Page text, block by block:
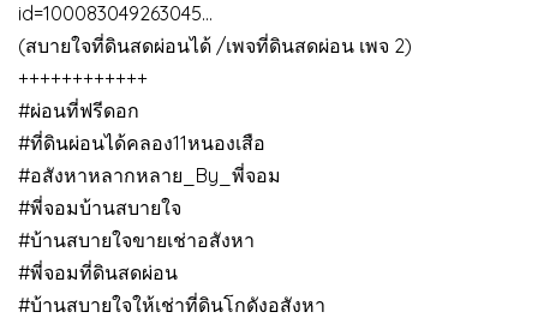
id=100083049263045…
(สบายใจที่ดินสดผ่อนได้ /เพจที่ดินสดผ่อน เพจ 2)
++++++++++++
#ผ่อนที่ฟรีดอก
#ที่ดินผ่อนได้คลอง11หนองเสือ
#อสังหาหลากหลาย_By_พี่จอม
#พี่จอมบ้านสบายใจ
#บ้านสบายใจขายเช่าอสังหา
#พี่จอมที่ดินสดผ่อน
#บ้านสบายใจให้เช่าที่ดินโกดังอสังหา